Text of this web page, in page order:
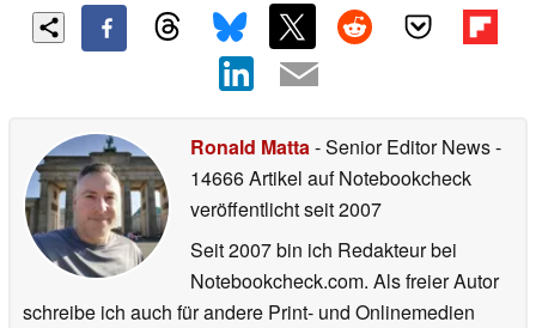
Ronald Matta- Senior Editor News-
14666 Artikel auf Notebookcheck
veröffentlichtseit 2007
Seit 2007 bin ich Redakteur bei
Notebookcheck.com. Als freier Autor
schreibe ich auch für andere Print- und Onlinemedien